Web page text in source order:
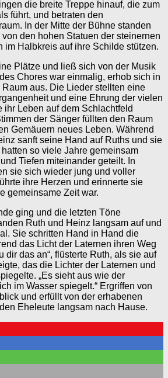
die breite Treppe hinauf, die zum
führt, und betraten den
In der Mitte der Bühne standen
den hohen Statuen der steinernen
im Halbkreis auf ihre Schilde stützen.
Plätze und ließ sich von der Musik
Chores war einmalig, erhob sich in
aus. Die Lieder stellten eine
und eine Ehrung der vielen
ihr Leben auf dem Schlachtfeld
der Sänger füllten den Raum
Gemäuern neues Leben. Während
sanft seine Hand auf Ruths und sie
so viele Jahre gemeinsam
Tiefen miteinander geteilt. In
sie sich wieder jung und voller
ihre Herzen und erinnerte sie
gemeinsame Zeit war.
ging und die letzten Töne
Ruth und Heinz langsam auf und
Sie schritten Hand in Hand die
das Licht der Laternen ihren Weg
dir das an“, flüsterte Ruth, als sie auf
das die Lichter der Laternen und
„Es sieht aus wie der
im Wasser spiegelt.“ Ergriffen von
und erfüllt von der erhabenen
Eheleute langsam nach Hause.